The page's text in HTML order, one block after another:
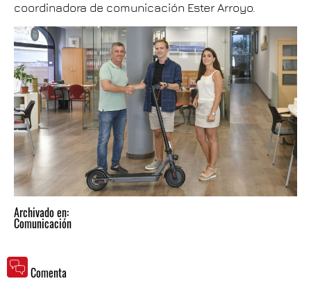
coordinadora de comunicación Ester Arroyo.
Archivado en:
Comunicación
Comenta